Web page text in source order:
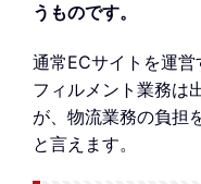
うものです。
通常ECサイトを運
フィルメント業務は
が、物流業務の負担
と言えます。